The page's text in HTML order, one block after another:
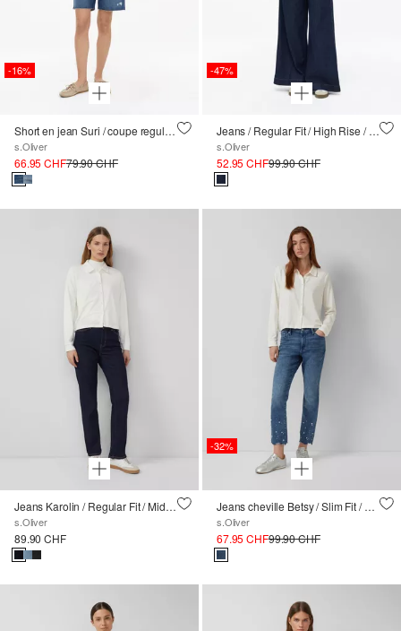
-16%
Short en jean Suri / coupe regular / taille haute / ourlet ouvert
s.Oliver
66.95 CHF79.90 CHF
-47%
Jeans / Regular Fit / High Rise / Extra Wide Leg
s.Oliver
52.95 CHF99.90 CHF
Jeans Karolin / Regular Fit / Mid Rise / Straight Leg
s.Oliver
89.90 CHF
-32%
Jeans cheville Betsy / Slim Fit / Mid Rise / Slim Leg / Détail de perles
s.Oliver
67.95 CHF99.90 CHF